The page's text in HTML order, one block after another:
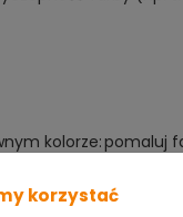
kolorze: pomaluj
Śnieżka ACRYL-
korzystać